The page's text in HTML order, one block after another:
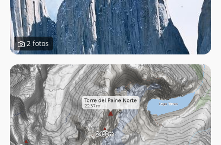
2 fotos